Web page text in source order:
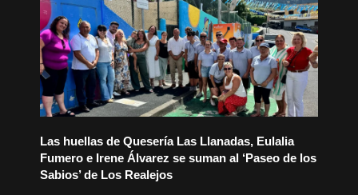
Las huellas de Quesería Las Llanadas, Eulalia
Fumero e Irene Álvarez se suman al ‘Paseo de los
Sabios’ de Los Realejos